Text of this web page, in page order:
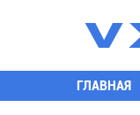
ГЛАВНАЯ